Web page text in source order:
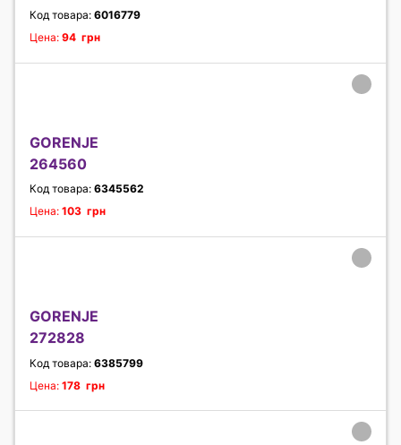
Код товара: 6016779
Цена: 94 грн
GORENJE
264560
Код товара: 6345562
Цена: 103 грн
GORENJE
272828
Код товара: 6385799
Цена: 178 грн